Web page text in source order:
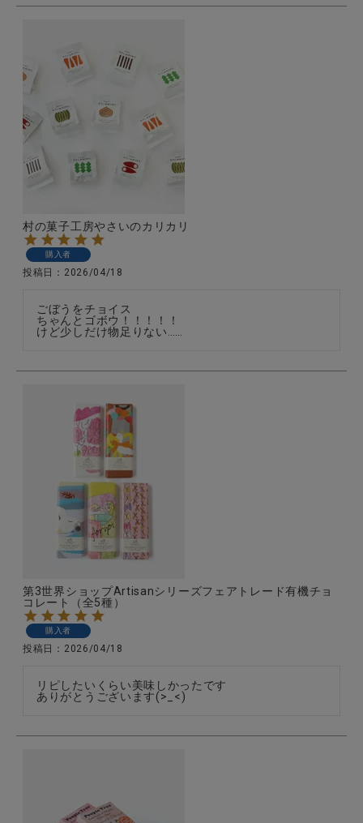
村の菓子工房やさいのカリカリ
購入者
投稿日 2026/04/18
ごぼうをチョイス
ちゃんとゴボウ！！！！！
けど少しだけ物足りない……
第3世界ショップArtisanシリーズフェアトレード有機チョ
コレート（全5種）
購入者
投稿日 2026/04/18
リピしたいくらい美味しかったです
ありがとうございます(>_<)